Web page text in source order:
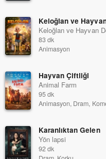
Keloğlan ve
Keloğlan ve Hayvan
83 dk
Animasyon
Hayvan Çiftliği
Animal Farm
95 dk
Animasyon, Dram,
Karanlıktan Gelen
Yön lapsi
92 dk